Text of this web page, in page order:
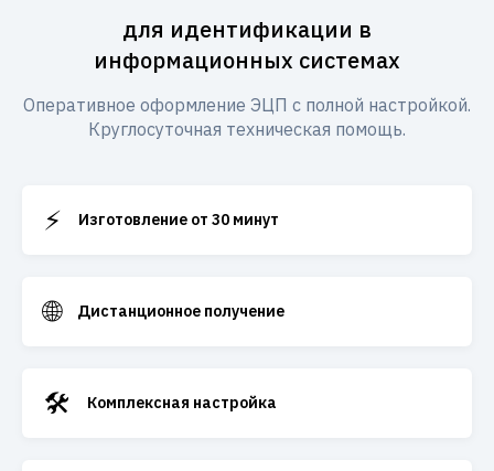
для идентификации в
информационных системах
Оперативное оформление ЭЦП с полной настройкой.
Круглосуточная техническая помощь.
⚡ Изготовление от 30 минут
🌐 Дистанционное получение
🛠️ Комплексная настройка